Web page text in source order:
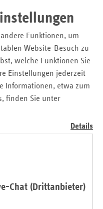
Funktionen, um
Website-Besuch zu
welche Funktionen Sie
Einstellungen jederzeit
Informationen, etwa zum
finden Sie unter
Details
Chat (Drittanbieter)
auch die
erneuten dynamischen
wieder eingeführt.
Zahlungen ist eine
Der
Juni 2022.
insbesondere im ersten